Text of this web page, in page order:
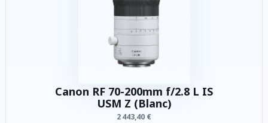
Canon RF 70-200mm f/2.8 L IS
USM Z (Blanc)
2 443,40 €